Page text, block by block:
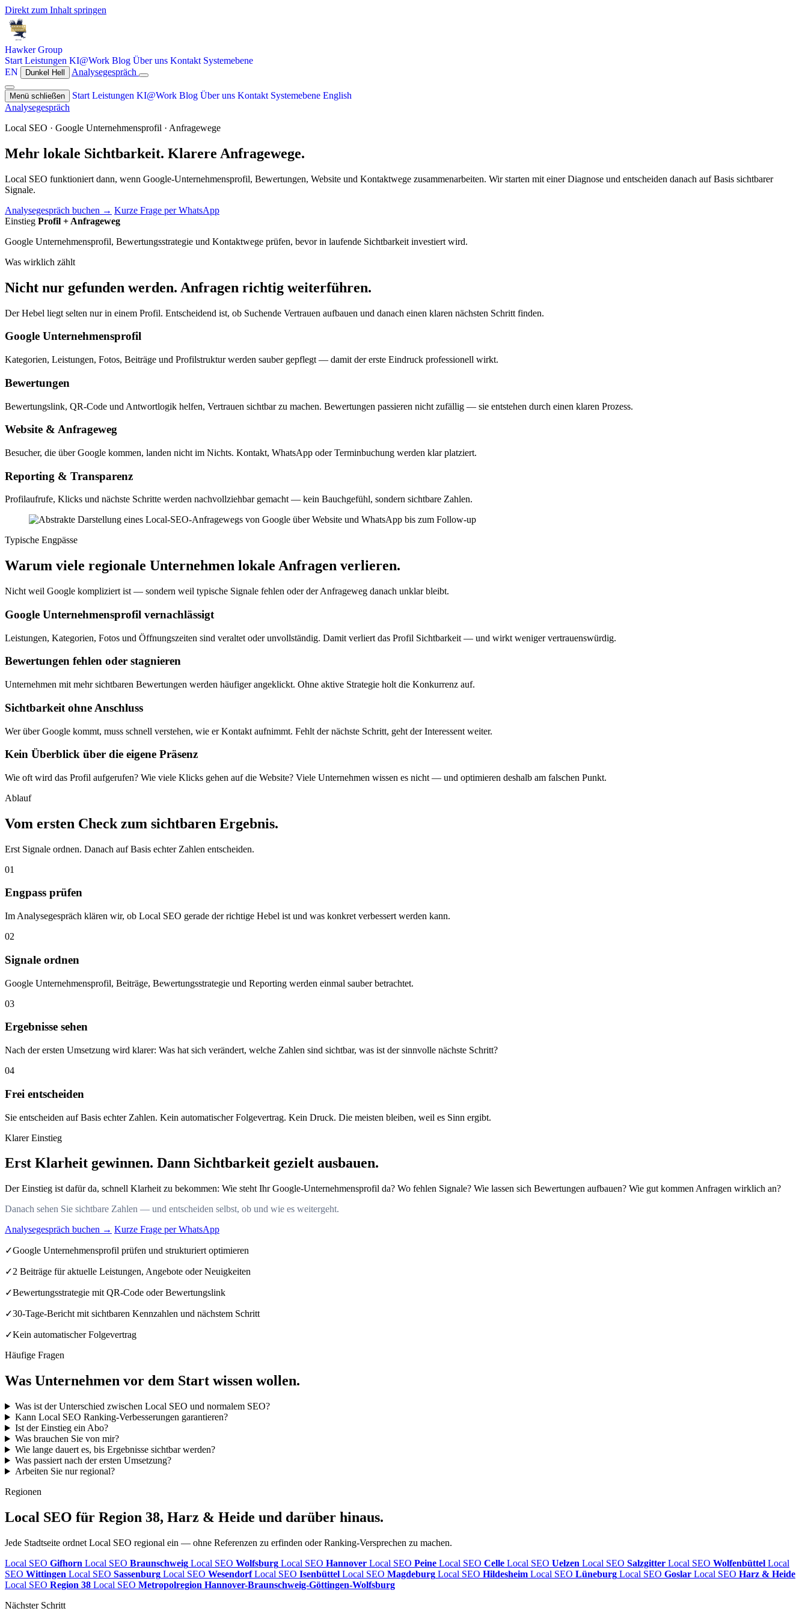
Direkt zum Inhalt springen
HawkerGroup
Start Leistungen KI@Work Blog Über uns Kontakt Systemebene
EN
Dunkel Hell Analysegespräch
Menü schließen Start Leistungen KI@Work Blog Über uns Kontakt Systemebene English
Analysegespräch
Local SEO · Google Unternehmensprofil · Anfragewege
Mehr lokale Sichtbarkeit. Klarere Anfragewege.
Local SEO funktioniert dann, wenn Google-Unternehmensprofil, Bewertungen, Website und Kontaktwege zusammenarbeiten. Wir starten mit einer Diagnose und entscheiden danach auf Basis sichtbarer
Signale.
Analysegespräch buchen → Kurze Frage per WhatsApp
Einstieg Profil + Anfrageweg
Google Unternehmensprofil, Bewertungsstrategie und Kontaktwege prüfen, bevor in laufende Sichtbarkeit investiert wird.
Was wirklich zählt
Nicht nur gefunden werden. Anfragen richtig weiterführen.
Der Hebel liegt selten nur in einem Profil. Entscheidend ist, ob Suchende Vertrauen aufbauen und danach einen klaren nächsten Schritt finden.
Google Unternehmensprofil
Kategorien, Leistungen, Fotos, Beiträge und Profilstruktur werden sauber gepflegt — damit der erste Eindruck professionell wirkt.
Bewertungen
Bewertungslink, QR-Code und Antwortlogik helfen, Vertrauen sichtbar zu machen. Bewertungen passieren nicht zufällig — sie entstehen durch einen klaren Prozess.
Website & Anfrageweg
Besucher, die über Google kommen, landen nicht im Nichts. Kontakt, WhatsApp oder Terminbuchung werden klar platziert.
Reporting & Transparenz
Profilaufrufe, Klicks und nächste Schritte werden nachvollziehbar gemacht — kein Bauchgefühl, sondern sichtbare Zahlen.
Typische Engpässe
Warum viele regionale Unternehmen lokale Anfragen verlieren.
Nicht weil Google kompliziert ist — sondern weil typische Signale fehlen oder der Anfrageweg danach unklar bleibt.
Google Unternehmensprofil vernachlässigt
Leistungen, Kategorien, Fotos und Öffnungszeiten sind veraltet oder unvollständig. Damit verliert das Profil Sichtbarkeit — und wirkt weniger vertrauenswürdig.
Bewertungen fehlen oder stagnieren
Unternehmen mit mehr sichtbaren Bewertungen werden häufiger angeklickt. Ohne aktive Strategie holt die Konkurrenz auf.
Sichtbarkeit ohne Anschluss
Wer über Google kommt, muss schnell verstehen, wie er Kontakt aufnimmt. Fehlt der nächste Schritt, geht der Interessent weiter.
Kein Überblick über die eigene Präsenz
Wie oft wird das Profil aufgerufen? Wie viele Klicks gehen auf die Website? Viele Unternehmen wissen es nicht — und optimieren deshalb am falschen Punkt.
Ablauf
Vom ersten Check zum sichtbaren Ergebnis.
Erst Signale ordnen. Danach auf Basis echter Zahlen entscheiden.
01
Engpass prüfen
Im Analysegespräch klären wir, ob Local SEO gerade der richtige Hebel ist und was konkret verbessert werden kann.
02
Signale ordnen
Google Unternehmensprofil, Beiträge, Bewertungsstrategie und Reporting werden einmal sauber betrachtet.
03
Ergebnisse sehen
Nach der ersten Umsetzung wird klarer: Was hat sich verändert, welche Zahlen sind sichtbar, was ist der sinnvolle nächste Schritt?
04
Frei entscheiden
Sie entscheiden auf Basis echter Zahlen. Kein automatischer Folgevertrag. Kein Druck. Die meisten bleiben, weil es Sinn ergibt.
Klarer Einstieg
Erst Klarheit gewinnen. Dann Sichtbarkeit gezielt ausbauen.
Der Einstieg ist dafür da, schnell Klarheit zu bekommen: Wie steht Ihr Google-Unternehmensprofil da? Wo fehlen Signale? Wie lassen sich Bewertungen aufbauen? Wie gut kommen Anfragen wirklich an?
Danach sehen Sie sichtbare Zahlen — und entscheiden selbst, ob und wie es weitergeht.
Analysegespräch buchen → Kurze Frage per WhatsApp
✓Google Unternehmensprofil prüfen und strukturiert optimieren
✓2 Beiträge für aktuelle Leistungen, Angebote oder Neuigkeiten
✓Bewertungsstrategie mit QR-Code oder Bewertungslink
✓30-Tage-Bericht mit sichtbaren Kennzahlen und nächstem Schritt
✓Kein automatischer Folgevertrag
Häufige Fragen
Was Unternehmen vor dem Start wissen wollen.
Was ist der Unterschied zwischen Local SEO und normalem SEO?
Kann Local SEO Ranking-Verbesserungen garantieren?
Ist der Einstieg ein Abo?
Was brauchen Sie von mir?
Wie lange dauert es, bis Ergebnisse sichtbar werden?
Was passiert nach der ersten Umsetzung?
Arbeiten Sie nur regional?
Regionen
Local SEO für Region 38, Harz & Heide und darüber hinaus.
Jede Stadtseite ordnet Local SEO regional ein — ohne Referenzen zu erfinden oder Ranking-Versprechen zu machen.
Local SEO Gifhorn Local SEO Braunschweig Local SEO Wolfsburg Local SEO Hannover Local SEO Peine Local SEO Celle Local SEO Uelzen Local SEO Salzgitter Local SEO Wolfenbüttel Local
SEO Wittingen Local SEO Sassenburg Local SEO Wesendorf Local SEO Isenbüttel Local SEO Magdeburg Local SEO Hildesheim Local SEO Lüneburg Local SEO Goslar Local SEO Harz & Heide
Local SEO Region 38 Local SEO Metropolregion Hannover-Braunschweig-Göttingen-Wolfsburg
Nächster Schritt